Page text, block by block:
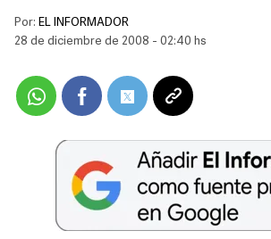
Por: EL INFORMADOR
28 de diciembre de 2008 - 02:40 hs